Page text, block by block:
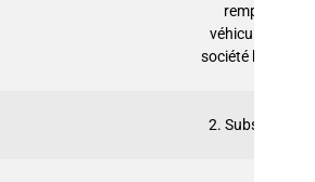
remplir les
véhicules de la
société hors site.
2. Substitution